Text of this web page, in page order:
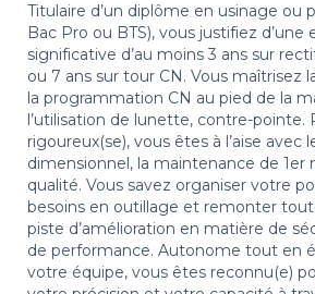
Titulaire d’un diplôme en usinage ou
Bac Pro ou BTS), vous justifiez d’une
significative d’au moins 3 ans sur
ou 7 ans sur tour CN. Vous maîtrisez
la programmation CN au pied de la
l’utilisation de lunette, contre-pointe.
rigoureux(se), vous êtes à l’aise avec
dimensionnel, la maintenance de 1er
qualité. Vous savez organiser votre
besoins en outillage et remonter
piste d’amélioration en matière de
de performance. Autonome tout en
votre équipe, vous êtes reconnu(e)